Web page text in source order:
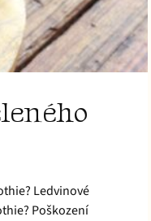
Ledvinové
Poškození